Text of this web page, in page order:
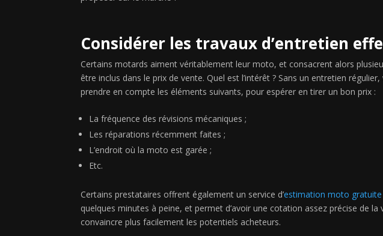
Considérer les travaux d’entretien
Certains motards aiment véritablement leur moto, et consacrent alors
être inclus dans le prix de vente. Quel est l’intérêt ? Sans un entretien
prendre en compte les éléments suivants, pour espérer en tirer un bon prix :
La fréquence des révisions mécaniques ;
Les réparations récemment faites ;
L’endroit où la moto est garée ;
Etc.
Certains prestataires offrent également un service d’estimation moto gratuite
quelques minutes à peine, et permet d’avoir une cotation assez précise de
convaincre plus facilement les potentiels acheteurs.